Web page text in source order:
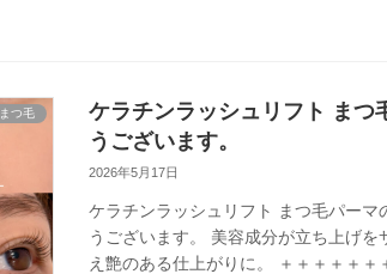
まつ毛
ケラチンラッシュリフト まつ
うございます。
2026年5月17日
ケラチンラッシュリフト まつ毛パーマ
うございます。 美容成分が立ち上げ
え艶のある仕上がりに。 ＋＋＋＋＋